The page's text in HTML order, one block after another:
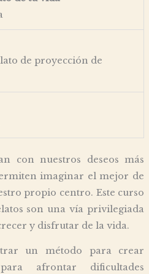
de proyección de
con nuestros deseos más
imaginar el mejor de
propio centro. Este curso
son una vía privilegiada
y disfrutar de la vida.
un método para crear
afrontar dificultades